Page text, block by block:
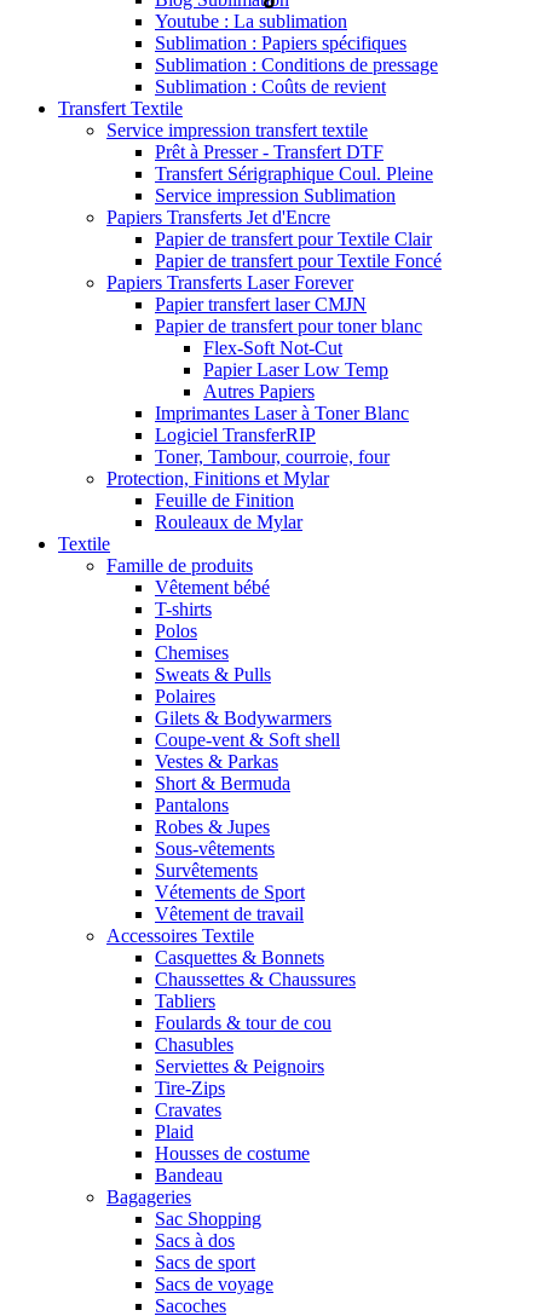
Youtube : La sublimation
Sublimation : Papiers spécifiques
Sublimation : Conditions de pressage
Sublimation : Coûts de revient
Transfert Textile
Service impression transfert textile
Prêt à Presser - Transfert DTF
Transfert Sérigraphique Coul. Pleine
Service impression Sublimation
Papiers Transferts Jet d'Encre
Papier de transfert pour Textile Clair
Papier de transfert pour Textile Foncé
Papiers Transferts Laser Forever
Papier transfert laser CMJN
Papier de transfert pour toner blanc
Flex-Soft Not-Cut
Papier Laser Low Temp
Autres Papiers
Imprimantes Laser à Toner Blanc
Logiciel TransferRIP
Toner, Tambour, courroie, four
Protection, Finitions et Mylar
Feuille de Finition
Rouleaux de Mylar
Textile
Famille de produits
Vêtement bébé
T-shirts
Polos
Chemises
Sweats & Pulls
Polaires
Gilets & Bodywarmers
Coupe-vent & Soft shell
Vestes & Parkas
Short & Bermuda
Pantalons
Robes & Jupes
Sous-vêtements
Survêtements
Vétements de Sport
Vêtement de travail
Accessoires Textile
Casquettes & Bonnets
Chaussettes & Chaussures
Tabliers
Foulards & tour de cou
Chasubles
Serviettes & Peignoirs
Tire-Zips
Cravates
Plaid
Housses de costume
Bandeau
Bagageries
Sac Shopping
Sacs à dos
Sacs de sport
Sacs de voyage
Sacoches